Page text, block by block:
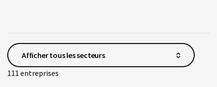
111 entreprises